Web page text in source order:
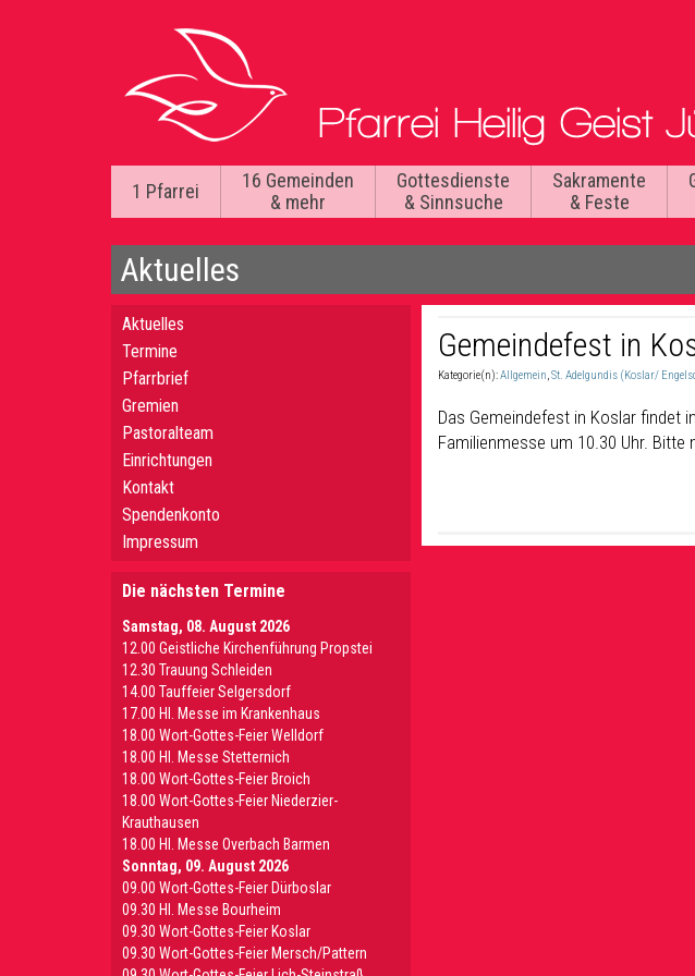
1 Pfarrei
16 Gemeinden
& mehr
Gottesdienste
& Sinnsuche
Sakramente
& Feste
Aktuelles
Gemeindefest in
Kategorie(n):Allgemein,St. Adelgundis (Koslar/
Das Gemeindefest in Koslar findet
Familienmesse um 10.30 Uhr.
Aktuelles
Termine
Pfarrbrief
Gremien
Pastoralteam
Einrichtungen
Kontakt
Spendenkonto
Impressum
Die nächsten Termine
Samstag, 08. August 2026
12.00 Geistliche Kirchenführung Propstei
12.30 Trauung Schleiden
14.00 Tauffeier Selgersdorf
17.00 Hl. Messe im Krankenhaus
18.00 Wort-Gottes-Feier Welldorf
18.00 Hl. Messe Stetternich
18.00 Wort-Gottes-Feier Broich
18.00 Wort-Gottes-Feier Niederzier-
Krauthausen
18.00 Hl. Messe Overbach Barmen
Sonntag, 09. August 2026
09.00 Wort-Gottes-Feier Dürboslar
09.30 HI. Messe Bourheim
09.30 Wort-Gottes-Feier Koslar
09.30 Wort-Gottes-Feier Mersch/Pattern